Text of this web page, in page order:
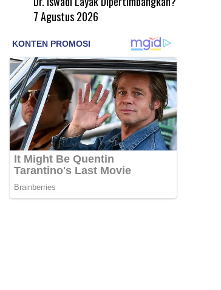
7 Agustus 2026